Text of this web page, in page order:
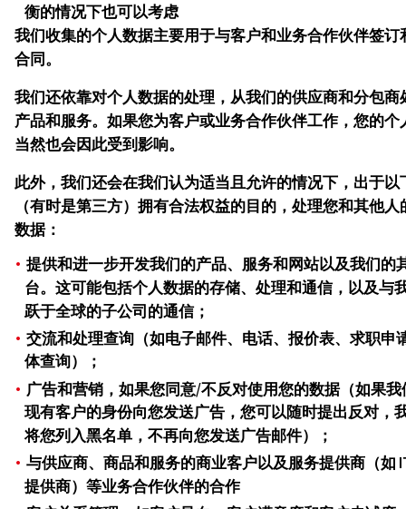
衡的情况下也可以考虑
我们收集的个人数据主要用于与客户和业务合作伙伴签订
合同。
我们还依靠对个人数据的处理，从我们的供应商和分包商
产品和服务。如果您为客户或业务合作伙伴工作，您的个
当然也会因此受到影响。
此外，我们还会在我们认为适当且允许的情况下，出于以
（有时是第三方）拥有合法权益的目的，处理您和其他人
数据：
提供和进一步开发我们的产品、服务和网站以及我们的
台。这可能包括个人数据的存储、处理和通信，以及与
跃于全球的子公司的通信；
交流和处理查询（如电子邮件、电话、报价表、求职申
体查询）；
广告和营销，如果您同意/不反对使用您的数据（如果我
现有客户的身份向您发送广告，您可以随时提出反对，
将您列入黑名单，不再向您发送广告邮件）；
与供应商、商品和服务的商业客户以及服务提供商（如
提供商）等业务合作伙伴的合作